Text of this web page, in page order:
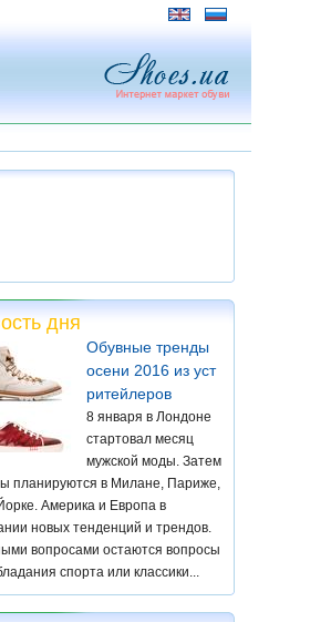
дня
Обувные тренды
осени 2016 из уст
ритейлеров
8 января в Лондоне
стартовал месяц
мужской моды. Затем
планируются в Милане, Париже,
Америка и Европа в
новых тенденций и трендов.
вопросами остаются вопросы
спорта или классики...